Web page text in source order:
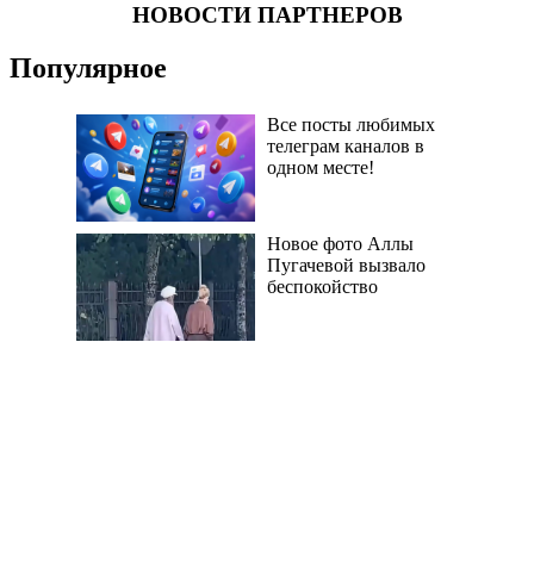
НОВОСТИ ПАРТНЕРОВ
Популярное
Все посты любимых
телеграм каналов в
одном месте!
Новое фото Аллы
Пугачевой вызвало
беспокойство